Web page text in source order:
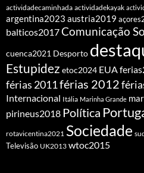
actividadecaminhada actividadekayak
argentina2023 austria2019
balticos2017Comunicação
cuenca2021 Desporto
Estupidez etoc2024 EUA
férias 2011férias 2012
Internacional Itália Marinha Grande
pirineus2018 Política
rotavicentina2021 Sociedade
Televisão UK2013 wtoc2015